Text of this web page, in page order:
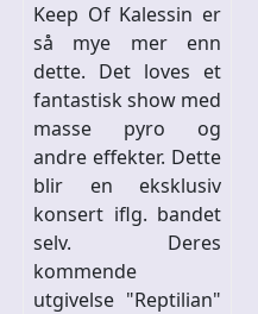
Keep Of Kalessin er
så mye mer enn
dette. Det loves et
fantastisk show med
masse pyro og
andre effekter. Dette
blir en eksklusiv
konsert iflg. bandet
selv. Deres
kommende
utgivelse "Reptilian"